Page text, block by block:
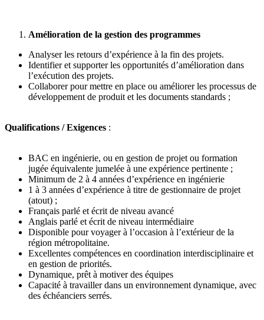
Amélioration de la gestion des programmes
Analyser les retours d’expérience à la fin des projets.
Identifier et supporter les opportunités d’amélioration dans
l’exécution des projets.
Collaborer pour mettre en place ou améliorer les processus de
développement de produit et les documents standards ;
Qualifications / Exigences :
BAC en ingénierie, ou en gestion de projet ou formation
jugée équivalente jumelée à une expérience pertinente ;
Minimum de 2 à 4 années d’expérience en ingénierie
1 à 3 années d’expérience à titre de gestionnaire de projet
(atout) ;
Français parlé et écrit de niveau avancé
Anglais parlé et écrit de niveau intermédiaire
Disponible pour voyager à l’occasion à l’extérieur de la
région métropolitaine.
Excellentes compétences en coordination interdisciplinaire et
en gestion de priorités.
Dynamique, prêt à motiver des équipes
Capacité à travailler dans un environnement dynamique, avec
des échéanciers serrés.